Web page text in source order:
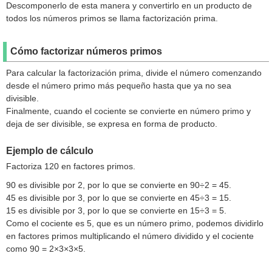
Descomponerlo de esta manera y convertirlo en un producto de
todos los números primos se llama factorización prima.
Cómo factorizar números primos
Para calcular la factorización prima, divide el número comenzando
desde el número primo más pequeño hasta que ya no sea
divisible.
Finalmente, cuando el cociente se convierte en número primo y
deja de ser divisible, se expresa en forma de producto.
Ejemplo de cálculo
Factoriza 120 en factores primos.
90 es divisible por 2, por lo que se convierte en 90÷2 = 45.
45 es divisible por 3, por lo que se convierte en 45÷3 = 15.
15 es divisible por 3, por lo que se convierte en 15÷3 = 5.
Como el cociente es 5, que es un número primo, podemos dividirlo
en factores primos multiplicando el número dividido y el cociente
como 90 = 2×3×3×5.